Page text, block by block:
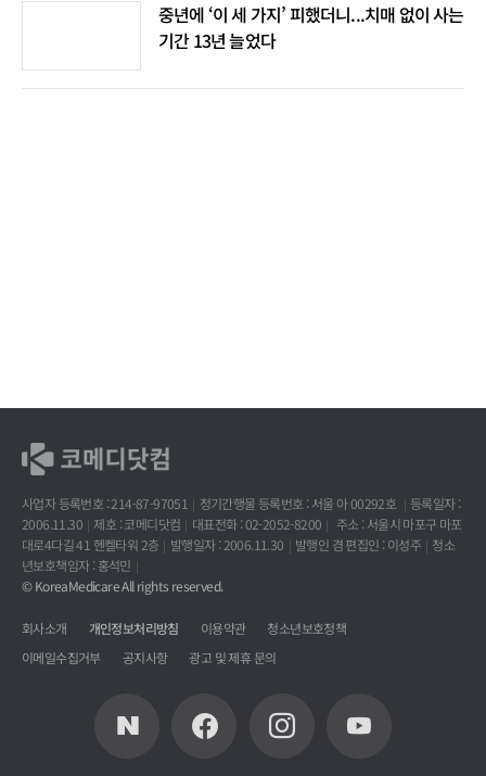
중년에 ‘이 세 가지’ 피했더니...치매 없이 사는
기간 13년 늘었다
사업자 등록번호 : 214-87-97051 정기간행물 등록번호 : 서울 아 00292호
등록일자 :
2006.11.30
제호 : 코메디닷컴 대표전화 : 02-2052-8200
주소 : 서울시 마포구 마포
대로4다길 41 헨켈타워 2층
발행일자 : 2006.11.30 발행인 겸 편집인 : 이성주
청소
년보호책임자 : 홍석민
© KoreaMedicare All rights reserved.
회사소개 개인정보처리방침 이용약관
청소년보호정책
이메일수집거부
공지사항 광고 및 제휴 문의